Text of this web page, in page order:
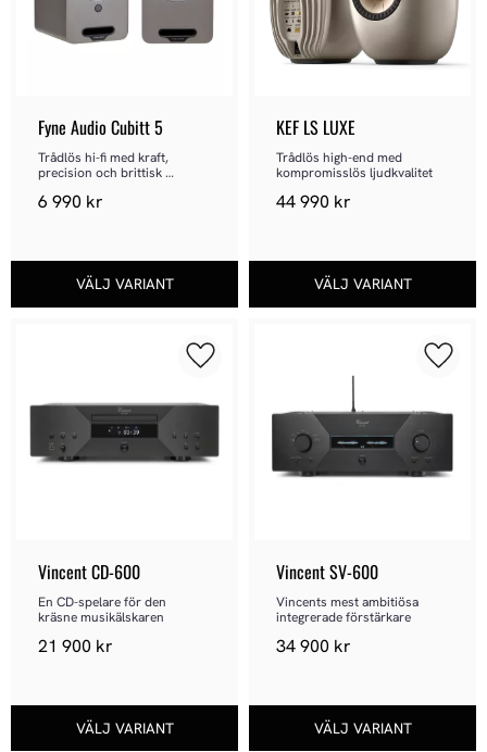
Fyne Audio Cubitt 5
Trådlös hi-fi med kraft,
precision och brittisk
6 990 kr
KEF LS LUXE
Trådlös high-end med
kompromisslös ljudkvalitet
44 990 kr
Vincent CD-600
En CD-spelare för den
kräsne musikälskaren
21 900 kr
Lägg till i favoriter
Vincent SV-600
Vincents mest ambitiösa
integrerade förstärkare
34 900 kr
Lägg